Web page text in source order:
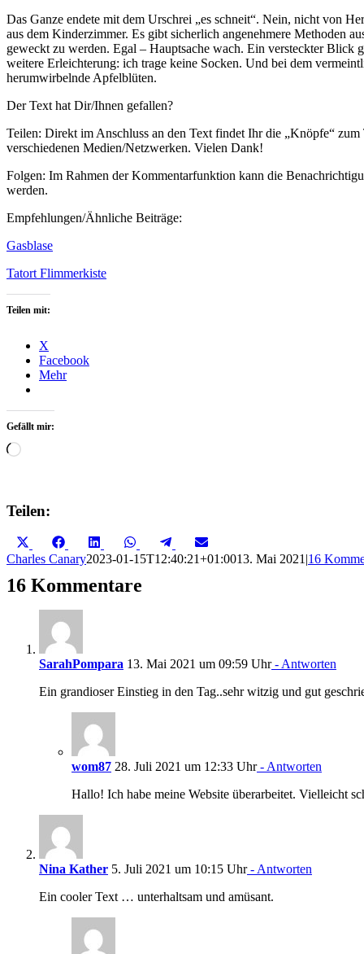
Das Ganze endete mit dem Urschrei „es schneit“. Nein, nicht von
aus dem Kinderzimmer. Es gibt sicherlich angenehmere Methoden
geweckt zu werden. Egal – Hauptsache wach. Ein versteckter Blick
weitere Erleichterung: ich trage keine Socken. Und bei dem
herumwirbelnde Apfelblüten.
Der Text hat Dir/Ihnen gefallen?
Teilen: Direkt im Anschluss an den Text findet Ihr die „Knöpfe“ zum
verschiedenen Medien/Netzwerken. Vielen Dank!
Folgen: Im Rahmen der Kommentarfunktion kann die
werden.
Empfehlungen/Ähnliche Beiträge:
Gasblase
Tatort Flimmerkiste
Teilen mit:
X
Facebook
Mehr
Gefällt mir:
Wird
Teilen:
Share
on
(Twitter)
Share
on
FacebookShare
on
LinkedInShare
on
WhatsAppShare
on
TelegramShare
on
Charles Canary2023-01-15T12:40:21+01:0013. Mai 2021 |16
16 Kommentare
SarahPompara 13. Mai 2021 um 09:59 Uhr- Antworten
Ein grandioser Einstieg in den Tag..sehr witzig und gut
wom87 28. Juli 2021 um 12:33 Uhr- Antworten
Hallo! Ich habe meine Website überarbeitet. Vielleicht
Nina Kather 5. Juli 2021 um 10:15 Uhr- Antworten
Ein cooler Text … unterhaltsam und amüsant.